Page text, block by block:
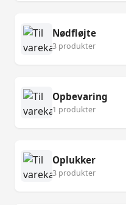
Nødfløjte
3 produkter
Opbevaring
1 produkter
Oplukker
3 produkter